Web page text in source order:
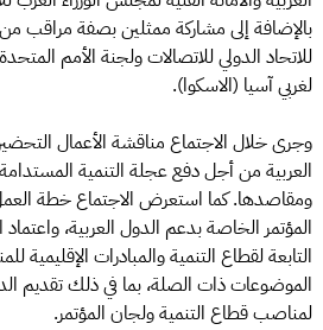
بالإضافة إلى مشاركة ممثلين بصفة مراقب من
للاتحاد الدولي للاتصالات ولجنة الأمم
لغربي آسيا (الاسكوا).
وجرى خلال الاجتماع مناقشة الأعمال
العربية من أجل دفع عجلة التنمية
ومقاصدها. كما استعرض الاجتماع خطة
المؤتمر الخاصة بدعم الدول العربية،
التابعة لقطاع التنمية والمبادرات الإقليمية
الموضوعات ذات الصلة، بما في ذلك تقديم
لمناصب قطاع التنمية ولجان المؤتمر.